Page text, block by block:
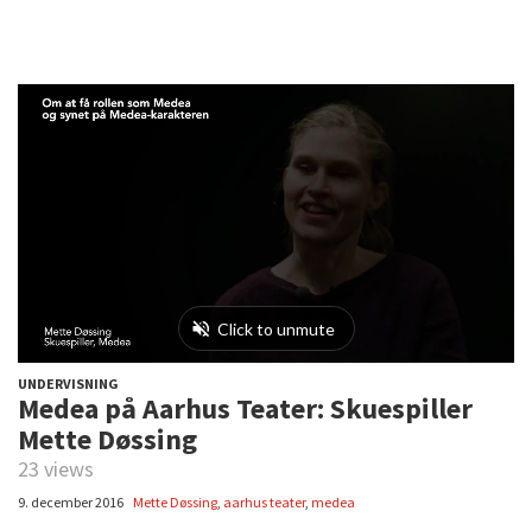
UNDERVISNING
Medea på Aarhus Teater: Skuespiller
Mette Døssing
23 views
9. december 2016 Mette Døssing, aarhus teater, medea